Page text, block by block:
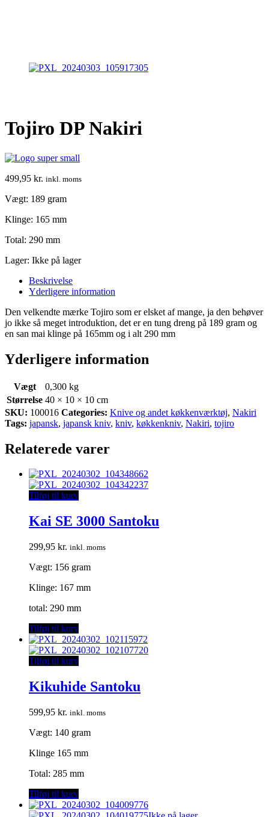
Tojiro DP Nakiri
499,95 kr. inkl. moms
Vægt: 189 gram
Klinge: 165 mm
Total: 290 mm
Lager: Ikke på lager
Beskrivelse
Yderligere information
Den velkendte mærke Tojiro som er elsket af mange, ja den behøver
jo ikke så meget introduktion, det er en tung dreng på 189 gram og
en san mai klinge på 165mm og i alt 290 mm
Yderligere information
Vægt
0,300 kg
Størrelse 40 × 10 × 10 cm
SKU: 100016 Categories: Knive og andet køkkenværktøj, Nakiri
Tags: japansk, japansk kniv, kniv, køkkenkniv, Nakiri, tojiro
Relaterede varer
Tilføj til kurv
Kai SE 3000 Santoku
299,95 kr. inkl. moms
Vægt: 156 gram
Klinge: 167 mm
total: 290 mm
Tilføj til kurv
Tilføj til kurv
Kikuhide Santoku
599,95 kr. inkl. moms
Vægt: 140 gram
Klinge 165 mm
Total: 285 mm
Tilføj til kurv